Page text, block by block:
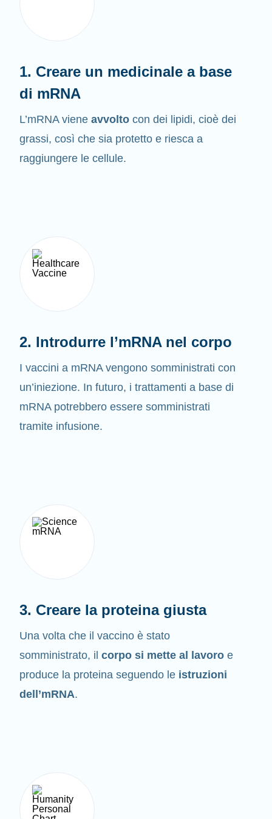
1. Creare un medicinale a base
di mRNA
L’mRNA viene avvolto con dei lipidi, cioè dei
grassi, così che sia protetto e riesca a
raggiungere le cellule.
2. Introdurre l’mRNA nel corpo
I vaccini a mRNA vengono somministrati con
un’iniezione. In futuro, i trattamenti a base di
mRNA potrebbero essere somministrati
tramite infusione.
3. Creare la proteina giusta
Una volta che il vaccino è stato
somministrato, il corpo si mette al lavoro e
produce la proteina seguendo le istruzioni
dell’mRNA.